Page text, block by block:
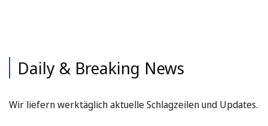
Daily & Breaking News
Wir liefern werktäglich aktuelle Schlagzeilen und Updates.